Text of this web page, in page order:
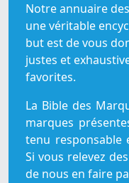
Notre annuaire
une véritable
but est de vous
justes et
favorites.
La Bible des
marques
tenu responsable
Si vous relevez
de nous en faire